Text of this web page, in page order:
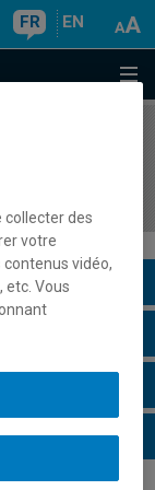
FR EN
collecter des
votre
vidéo,
etc. Vous